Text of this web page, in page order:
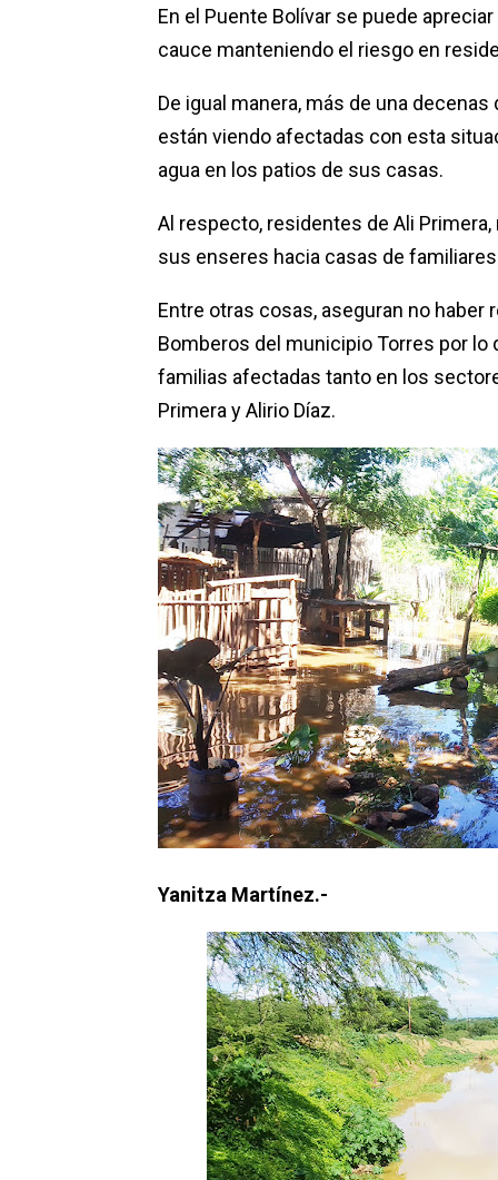
En el Puente Bolívar se puede
cauce manteniendo el riesgo en
De igual manera, más de una
están viendo afectadas con esta
agua en los patios de sus casas.
Al respecto, residentes de Ali
sus enseres hacia casas de
Entre otras cosas, aseguran no haber
Bomberos del municipio Torres por
familias afectadas tanto en los
Primera y Alirio Díaz.
Yanitza Martínez.-